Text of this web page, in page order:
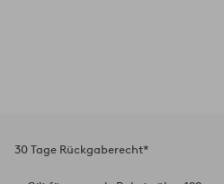
30 Tage Rückgaberecht*